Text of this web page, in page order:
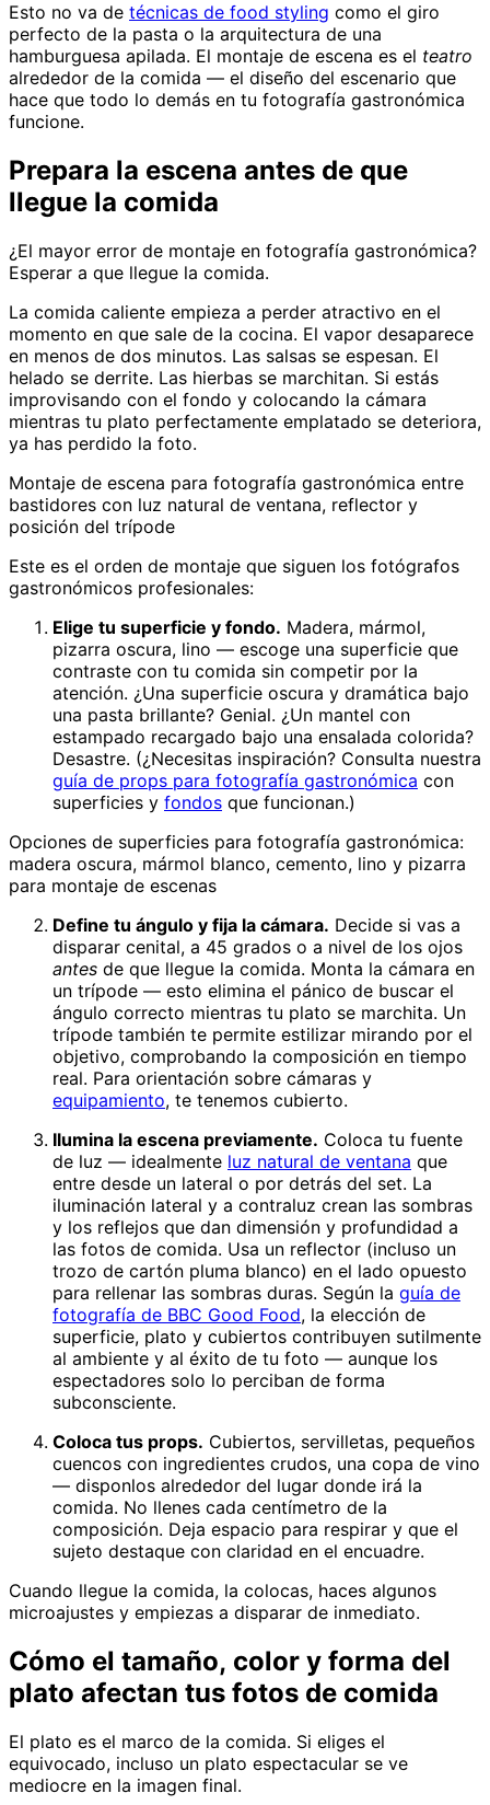
Esto no va de técnicas de food styling como el giro
perfecto de la pasta o la arquitectura de una
hamburguesa apilada. El montaje de escena es el teatro
alrededor de la comida — el diseño del escenario que
hace que todo lo demás en tu fotografía gastronómica
funcione.
Prepara la escena antes de que
llegue la comida
¿El mayor error de montaje en fotografía gastronómica?
Esperar a que llegue la comida.
La comida caliente empieza a perder atractivo en el
momento en que sale de la cocina. El vapor desaparece
en menos de dos minutos. Las salsas se espesan. El
helado se derrite. Las hierbas se marchitan. Si estás
improvisando con el fondo y colocando la cámara
mientras tu plato perfectamente emplatado se deteriora,
ya has perdido la foto.
Montaje de escena para fotografía gastronómica entre
bastidores con luz natural de ventana, reflector y
posición del trípode
Este es el orden de montaje que siguen los fotógrafos
gastronómicos profesionales:
Elige tu superficie y fondo. Madera, mármol,
pizarra oscura, lino — escoge una superficie que
contraste con tu comida sin competir por la
atención. ¿Una superficie oscura y dramática bajo
una pasta brillante? Genial. ¿Un mantel con
estampado recargado bajo una ensalada colorida?
Desastre. (¿Necesitas inspiración? Consulta nuestra
guía de props para fotografía gastronómica con
superficies y fondos que funcionan.)
Opciones de superficies para fotografía gastronómica:
madera oscura, mármol blanco, cemento, lino y pizarra
para montaje de escenas
Define tu ángulo y fija la cámara. Decide si vas a
disparar cenital, a 45 grados o a nivel de los ojos
antes de que llegue la comida. Monta la cámara en
un trípode — esto elimina el pánico de buscar el
ángulo correcto mientras tu plato se marchita. Un
trípode también te permite estilizar mirando por el
objetivo, comprobando la composición en tiempo
real. Para orientación sobre cámaras y
equipamiento, te tenemos cubierto.
Ilumina la escena previamente. Coloca tu fuente
de luz — idealmente luz natural de ventana que
entre desde un lateral o por detrás del set. La
iluminación lateral y a contraluz crean las sombras
y los reflejos que dan dimensión y profundidad a
las fotos de comida. Usa un reflector (incluso un
trozo de cartón pluma blanco) en el lado opuesto
para rellenar las sombras duras. Según la guía de
fotografía de BBC Good Food, la elección de
superficie, plato y cubiertos contribuyen sutilmente
al ambiente y al éxito de tu foto — aunque los
espectadores solo lo perciban de forma
subconsciente.
Coloca tus props. Cubiertos, servilletas, pequeños
cuencos con ingredientes crudos, una copa de vino
— disponlos alrededor del lugar donde irá la
comida. No llenes cada centímetro de la
composición. Deja espacio para respirar y que el
sujeto destaque con claridad en el encuadre.
Cuando llegue la comida, la colocas, haces algunos
microajustes y empiezas a disparar de inmediato.
Cómo el tamaño, color y forma del
plato afectan tus fotos de comida
El plato es el marco de la comida. Si eliges el
equivocado, incluso un plato espectacular se ve
mediocre en la imagen final.